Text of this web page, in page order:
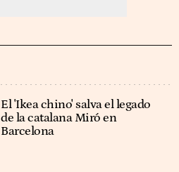
El 'Ikea chino' salva el legado
de la catalana Miró en
Barcelona